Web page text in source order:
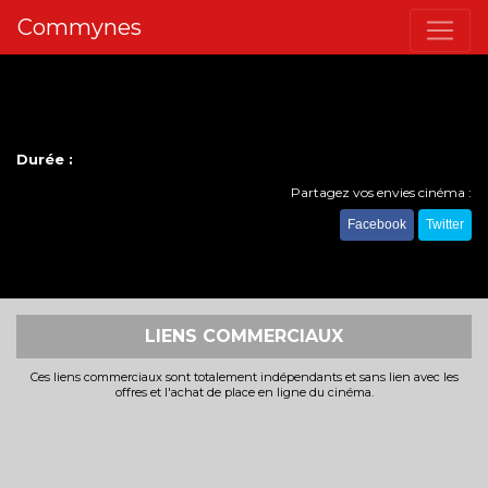
Commynes
Durée :
Partagez vos envies cinéma :
Facebook Twitter
LIENS COMMERCIAUX
Ces liens commerciaux sont totalement indépendants et sans lien avec les
offres et l'achat de place en ligne du cinéma.